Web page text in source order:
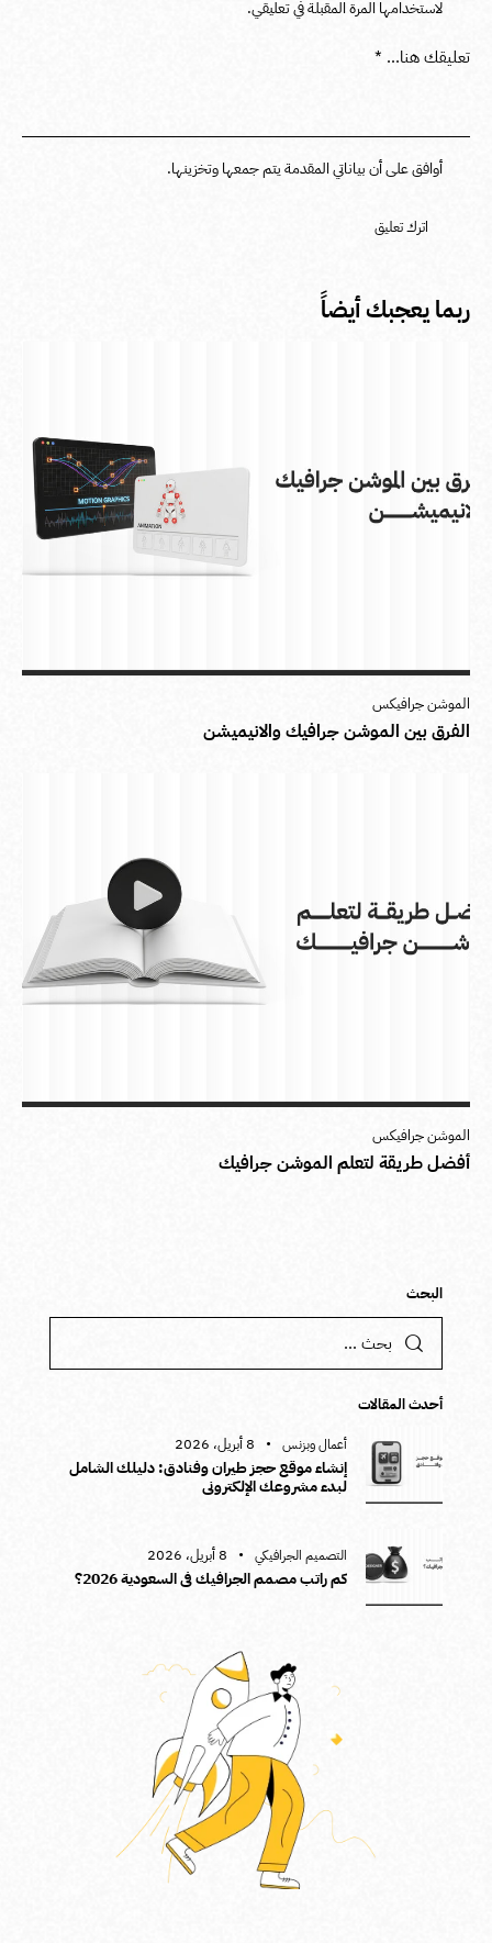
لاستخدامها المرة المقبلة في تعليقي.
أوافق على أن بياناتي المقدمة يتم جمعها وتخزينها.
ربما يعجبك أيضاً
الموشن جرافيكس
الفرق بين الموشن جرافيك والانيميشن
الموشن جرافيكس
أفضل طريقة لتعلم الموشن جرافيك
البحث
أحدث المقالات
أعمال وبزنس 8 أبريل، 2026
إنشاء موقع حجز طيران وفنادق: دليلك الشامل
لبدء مشروعك الإلكتروني
التصميم الجرافيكي 8 أبريل، 2026
كم راتب مصمم الجرافيك في السعودية 2026؟